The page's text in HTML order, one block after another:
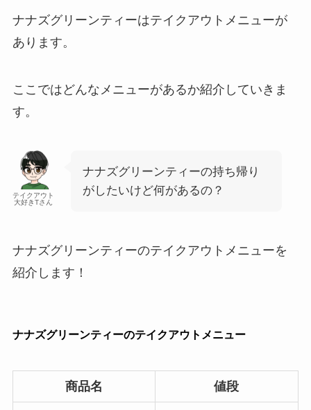
ナナズグリーンティーはテイクアウトメニューが
あります。
ここではどんなメニューがあるか紹介していきま
す。
テイクアウト
大好きTさん
ナナズグリーンティーの持ち帰り
がしたいけど何があるの？
ナナズグリーンティーのテイクアウトメニューを
紹介します！
ナナズグリーンティーのテイクアウトメニュー
商品名 値段